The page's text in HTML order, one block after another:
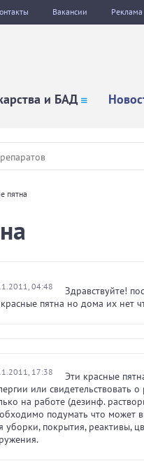
Вакансии Реклама
и БАД
пятна
04:48
Здравствуйте!
пятна но дома их нет
17:38
Эти красные
или свидетельствовать
на работе (дезинф.
подумать что может
уборки, покрытия, реактивы,